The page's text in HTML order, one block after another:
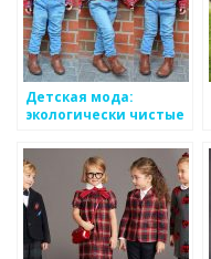
Детская мода:
экологически чистые
преимущества